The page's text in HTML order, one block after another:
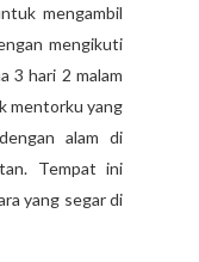
mengambil
mengikuti
3 hari 2 malam
mentorku yang
alam di
Tempat ini
yang segar di